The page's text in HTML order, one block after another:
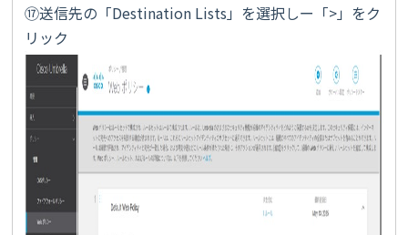
⑰送信先の「Destination Lists」を選択しー「>」をク
リック